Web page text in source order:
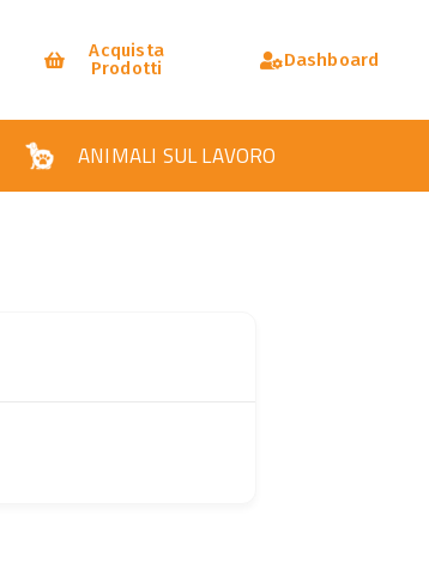
Acquista
Prodotti
Dashboard
ANIMALI SUL LAVORO